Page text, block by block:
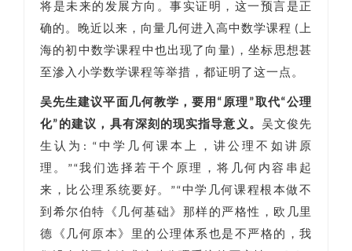
将是未来的发展方向。事实证明，这一预言是正
确的。晚近以来，向量几何进入高中数学课程 (上
海的初中数学课程中也出现了向量)，坐标思想甚
至滲入小学数学课程等举措，都证明了这一点。
吴先生建议平面几何教学，要用“原理”取代“公理
化”的建议，具有深刻的现实指导意义。 吴文俊先
生认为: “中学几何课本上，讲公理不如讲原
理。”“我们选择若干个原理，将几何内容串起
来，比公理系统要好。”“中学几何课程根本做不
到希尔伯特《几何基础》那样的严格性，欧几里
德《几何原本》里的公理体系也是不严格的，我